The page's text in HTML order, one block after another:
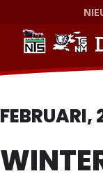
FEBRUARI,